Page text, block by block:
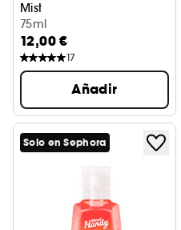
Mist
Bruma Facial Luminosidad
75ml
12,00 €
17
Añadir
Solo en Sephora